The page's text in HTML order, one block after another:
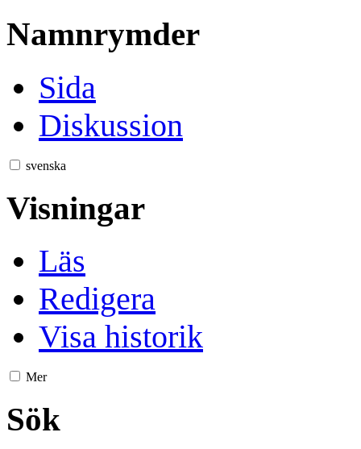
Namnrymder
Sida
Diskussion
svenska
Visningar
Läs
Redigera
Visa historik
Mer
Sök